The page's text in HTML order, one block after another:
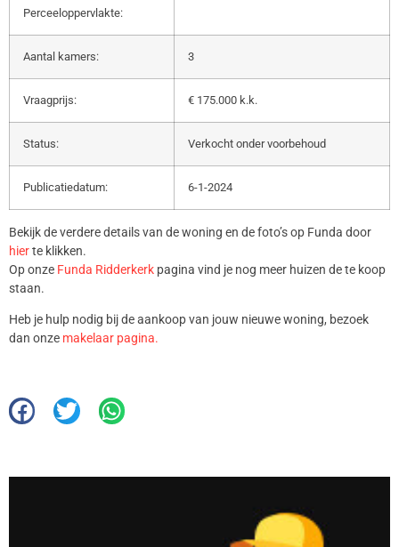
Perceeloppervlakte:
Aantal kamers: 3
Vraagprijs: € 175.000 k.k.
Status: Verkocht onder voorbehoud
Publicatiedatum: 6-1-2024
Bekijk de verdere details van de woning en de foto’s op Funda door
hierte klikken.
Op onze Funda Ridderkerk pagina vind je nog meer huizen de te koop
staan.
Heb je hulp nodig bij de aankoop van jouw nieuwe woning, bezoek
dan onze makelaar pagina.